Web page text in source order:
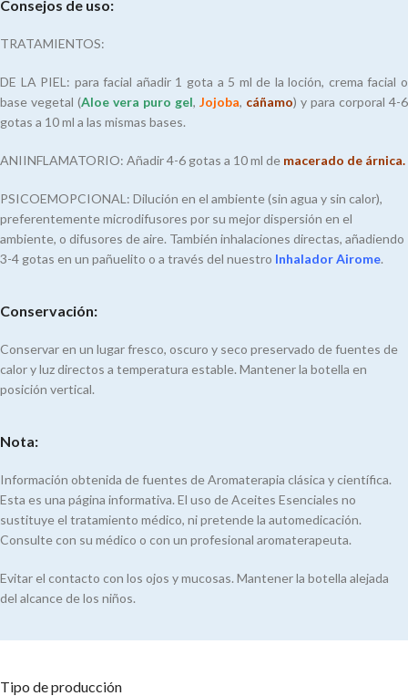
Consejos de uso:
TRATAMIENTOS:
DE LA PIEL: para facial añadir 1 gota a 5 ml de la loción, crema facial o
base vegetal (Aloe vera puro gel, Jojoba, cáñamo) y para corporal 4-6
gotas a 10 ml a las mismas bases.
ANIINFLAMATORIO: Añadir 4-6 gotas a 10 ml de macerado de árnica.
PSICOEMOPCIONAL: Dilución en el ambiente (sin agua y sin calor),
preferentemente microdifusores por su mejor dispersión en el
ambiente, o difusores de aire. También inhalaciones directas, añadiendo
3-4 gotas en un pañuelito o a través del nuestro Inhalador Airome.
Conservación:
Conservar en un lugar fresco, oscuro y seco preservado de fuentes de
calor y luz directos a temperatura estable. Mantener la botella en
posición vertical.
Nota:
Información obtenida de fuentes de Aromaterapia clásica y científica.
Esta es una página informativa. El uso de Aceites Esenciales no
sustituye el tratamiento médico, ni pretende la automedicación.
Consulte con su médico o con un profesional aromaterapeuta.
Evitar el contacto con los ojos y mucosas. Mantener la botella alejada
del alcance de los niños.
Tipo de producción